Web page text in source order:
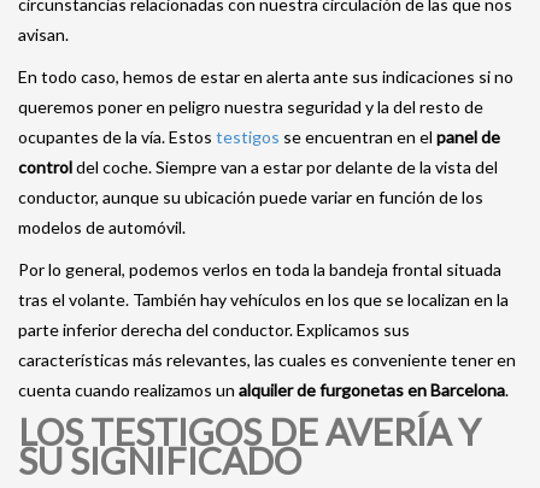
circunstancias relacionadas con nuestra circulación de las que nos
avisan.
En todo caso, hemos de estar en alerta ante sus indicaciones si no
queremos poner en peligro nuestra seguridad y la del resto de
ocupantes de la vía. Estos testigos se encuentran en el panel de
controldel coche. Siempre van a estar por delante de la vista del
conductor, aunque su ubicación puede variar en función de los
modelos de automóvil.
Por lo general, podemos verlos en toda la bandeja frontal situada
tras el volante. También hay vehículos en los que se localizan en la
parte inferior derecha del conductor. Explicamos sus
características más relevantes, las cuales es conveniente tener en
cuenta cuando realizamos un alquiler de furgonetas en Barcelona.
LOS TESTIGOS DE AVERÍA Y
SU SIGNIFICADO